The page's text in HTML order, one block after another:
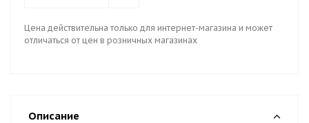
Цена действительна только для интернет-магазина и может
отличаться от цен в розничных магазинах
Описание